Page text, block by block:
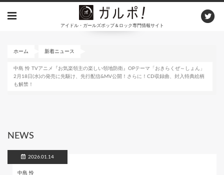
アイドル・ガールズポップ＆ロック専門情報サイト
ホーム 新着ニュース
中島 怜 TVアニメ『お気楽領主の楽しい領地防衛』OPテーマ「おきらくぜ～しょん」
2月18日(水)の発売に先駆け、先行配信&MV公開！さらに！CD収録曲、封入特典絵柄
も解禁！
NEWS
2026.01.14
中島 怜